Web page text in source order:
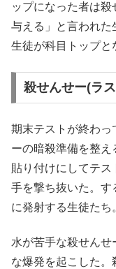
ップになった者は
与える」と言われ
生徒が科目トップと
殺せんせー(ラ
期末テストが終わっ
ーの暗殺準備を整
貼り付けにしてテ
手を撃ち抜いた。す
に発射する生徒たち
水が苦手な殺せんせ
な爆発を起こした。